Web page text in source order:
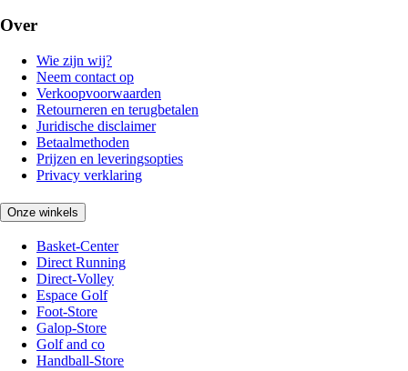
Over
Wie zijn wij?
Neem contact op
Verkoopvoorwaarden
Retourneren en terugbetalen
Juridische disclaimer
Betaalmethoden
Prijzen en leveringsopties
Privacy verklaring
Onze winkels
Basket-Center
Direct Running
Direct-Volley
Espace Golf
Foot-Store
Galop-Store
Golf and co
Handball-Store